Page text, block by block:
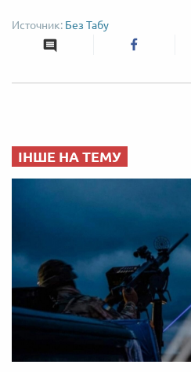
Без Табу
ІНШЕ НА ТЕМУ